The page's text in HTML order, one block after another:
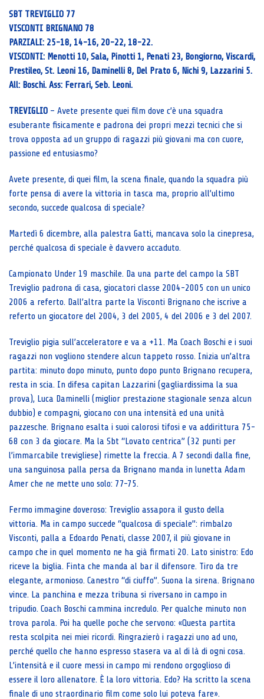
SBT TREVIGLIO 77
VISCONTI BRIGNANO 78
PARZIALI: 25-18, 14-16, 20-22, 18-22.
VISCONTI: Menotti 10, Sala, Pinotti 1, Penati 23, Bongiorno, Viscardi,
Prestileo, St. Leoni 16, Daminelli 8, Del Prato 6, Nichi 9, Lazzarini 5.
All: Boschi. Ass: Ferrari, Seb. Leoni.
TREVIGLIO – Avete presente quei film dove c’è una squadra
esuberante fisicamente e padrona dei propri mezzi tecnici che si
trova opposta ad un gruppo di ragazzi più giovani ma con cuore,
passione ed entusiasmo?
Avete presente, di quei film, la scena finale, quando la squadra più
forte pensa di avere la vittoria in tasca ma, proprio all’ultimo
secondo, succede qualcosa di speciale?
Martedì 6 dicembre, alla palestra Gatti, mancava solo la cinepresa,
perché qualcosa di speciale è davvero accaduto.
Campionato Under 19 maschile. Da una parte del campo la SBT
Treviglio padrona di casa, giocatori classe 2004-2005 con un unico
2006 a referto. Dall’altra parte la Visconti Brignano che iscrive a
referto un giocatore del 2004, 3 del 2005, 4 del 2006 e 3 del 2007.
Treviglio pigia sull’acceleratore e va a +11. Ma Coach Boschi e i suoi
ragazzi non vogliono stendere alcun tappeto rosso. Inizia un’altra
partita: minuto dopo minuto, punto dopo punto Brignano recupera,
resta in scia. In difesa capitan Lazzarini (gagliardissima la sua
prova), Luca Daminelli (miglior prestazione stagionale senza alcun
dubbio) e compagni, giocano con una intensità ed una unità
pazzesche. Brignano esalta i suoi calorosi tifosi e va addirittura 75-
68 con 3 da giocare. Ma la Sbt “Lovato centrica” (32 punti per
l’immarcabile trevigliese) rimette la freccia. A 7 secondi dalla fine,
una sanguinosa palla persa da Brignano manda in lunetta Adam
Amer che ne mette uno solo: 77-75.
Fermo immagine doveroso: Treviglio assapora il gusto della
vittoria. Ma in campo succede “qualcosa di speciale”: rimbalzo
Visconti, palla a Edoardo Penati, classe 2007, il più giovane in
campo che in quel momento ne ha già firmati 20. Lato sinistro: Edo
riceve la biglia. Finta che manda al bar il difensore. Tiro da tre
elegante, armonioso. Canestro “di ciuffo”. Suona la sirena. Brignano
vince. La panchina e mezza tribuna si riversano in campo in
tripudio. Coach Boschi cammina incredulo. Per qualche minuto non
trova parola. Poi ha quelle poche che servono: «Questa partita
resta scolpita nei miei ricordi. Ringrazierò i ragazzi uno ad uno,
perché quello che hanno espresso stasera va al di là di ogni cosa.
L’intensità e il cuore messi in campo mi rendono orgoglioso di
essere il loro allenatore. È la loro vittoria. Edo? Ha scritto la scena
finale di uno straordinario film come solo lui poteva fare».